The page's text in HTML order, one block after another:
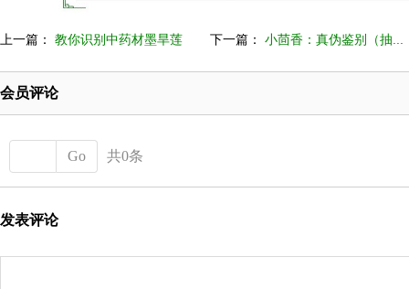
上一篇： 教你识别中药材墨旱莲 下一篇： 小茴香：真伪鉴别（抽...
会员评论
Go 共0条
发表评论